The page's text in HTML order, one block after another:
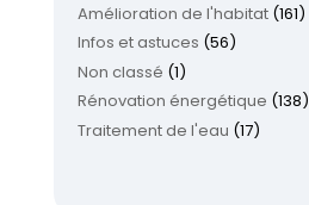
Amélioration de l'habitat(161)
Infos et astuces (56)
Non classé (1)
Rénovation énergétique (138)
Traitement de l'eau (17)